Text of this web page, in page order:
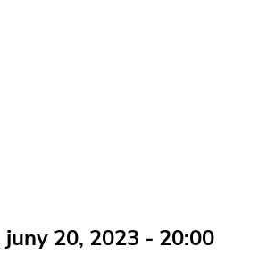
20, 2023 - 20:00